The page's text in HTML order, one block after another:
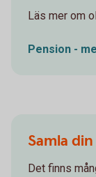
Läs mer om
Pension -
Samla
Det finns